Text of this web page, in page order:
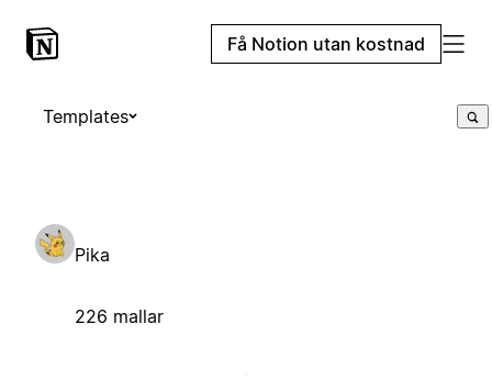
Få Notion utan kostnad
Templates
Pika
226 mallar